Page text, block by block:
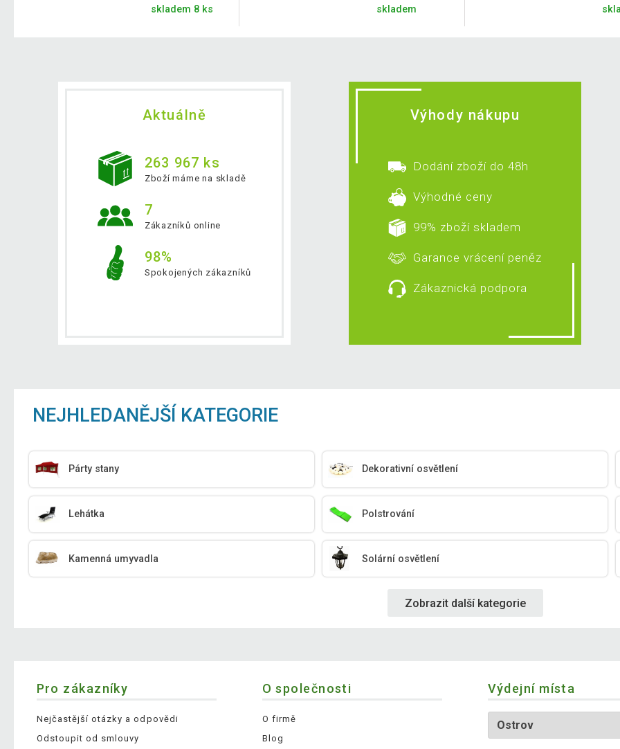
skladem 8 ks skladem
Aktuálně
263 967 ks
Zboží máme na skladě
7
Zákazníků online
98%
Spokojených zákazníků
Výhody nákupu
Dodání zboží do 48h
Výhodné ceny
99% zboží skladem
Garance vrácení peněz
Zákaznická podpora
NEJHLEDANĚJŠÍ KATEGORIE
Párty stany Dekorativní osvětlení
Lehátka Polstrování
Kamenná umyvadla Solární osvětlení
Zobrazit další kategorie
Pro zákazníky
Nejčastější otázky a odpovědi
Odstoupit od smlouvy
O společnosti
O firmě
Blog
Výdejní místa